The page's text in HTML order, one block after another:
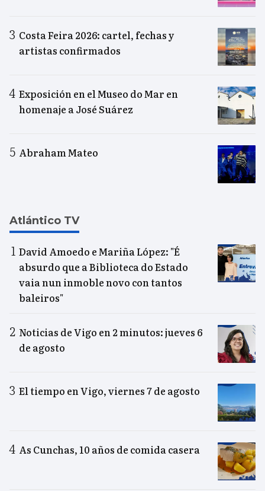
Costa Feira 2026: cartel, fechas y
artistas confirmados
Exposición en el Museo do Mar en
homenaje a José Suárez
Abraham Mateo
Atlántico TV
David Amoedo e Mariña López: "É
absurdo que a Biblioteca do Estado
vaia nun inmoble novo con tantos
baleiros"
Noticias de Vigo en 2 minutos: jueves 6
de agosto
El tiempo en Vigo, viernes 7 de agosto
As Cunchas, 10 años de comida casera